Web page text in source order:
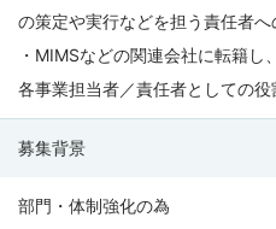
の策定や実行などを担う責任者
・MIMSなどの関連会社に転籍
各事業担当者／責任者としての役
募集背景
部門・体制強化の為